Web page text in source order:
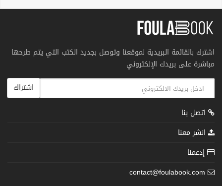
اشترك بالقائمة البريدية لموقعنا وتوصل بجديد الكتب التي يتم طرحها
مباشرة على بريدك الإلكتروني
اشتراك
اتصل بنا
انشر معنا
إدعمنا
contact@foulabook.com